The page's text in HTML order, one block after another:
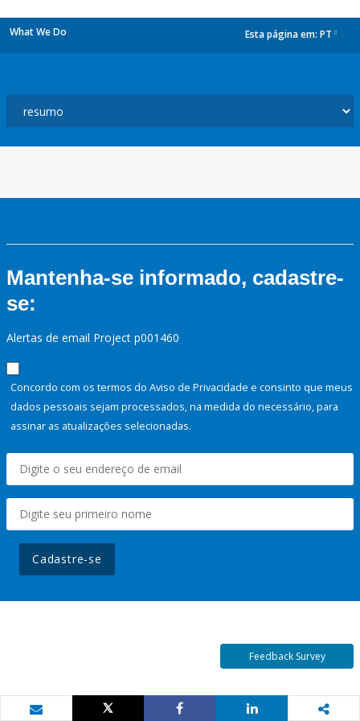
What We Do Esta página em: PT
Mantenha-se informado, cadastre-
se:
Alertas de email Project p001460
Concordo com os termos do Aviso de Privacidade e consinto que meus
dados pessoais sejam processados, na medida do necessário, para
assinar as atualizações selecionadas.
Cadastre-se
Feedback Survey